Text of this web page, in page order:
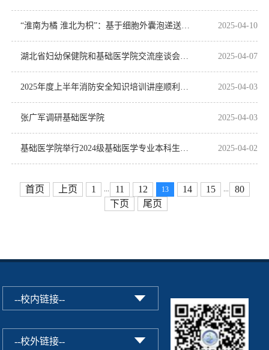
2025-04-10
2025-04-07
2025-04-03
张广军调研基础医学院 2025-04-03
2025-04-02
首页 上页 1 11 12 13 14 15
80
下页
尾页